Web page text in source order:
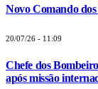
Novo Comando
20/07/26 - 11:09
Chefe dos
após missão